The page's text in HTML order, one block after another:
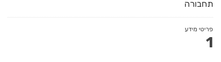
תחבורה
פריטי מידע
1